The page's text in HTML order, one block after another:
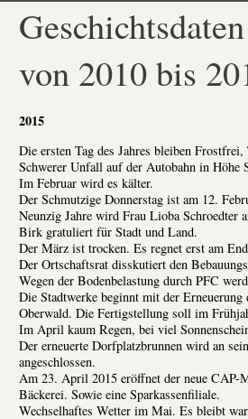
von 2010 bis
2015
Die ersten Tag des Jahres bleiben
Schwerer Unfall auf der Autobahn in Höhe
Im Februar wird es kälter.
Der Schmutzige Donnerstag ist am 12.
Neunzig Jahre wird Frau Lioba Schroedter
Birk gratuliert für Stadt und Land.
Der März ist trocken. Es regnet erst am
Der Ortschaftsrat disskutiert den
Wegen der Bodenbelastung durch PFC
Die Stadtwerke beginnt mit der Erneuerung
Oberwald. Die Fertigstellung soll im
Im April kaum Regen, bei viel
Der erneuerte Dorfplatzbrunnen wird an
angeschlossen.
Am 23. April 2015 eröffnet der neue
Bäckerei. Sowie eine Sparkassenfiliale.
Wechselhaftes Wetter im Mai. Es bleibt